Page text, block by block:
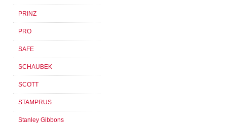
PRINZ
PRO
SAFE
SCHAUBEK
SCOTT
STAMPRUS
Stanley Gibbons